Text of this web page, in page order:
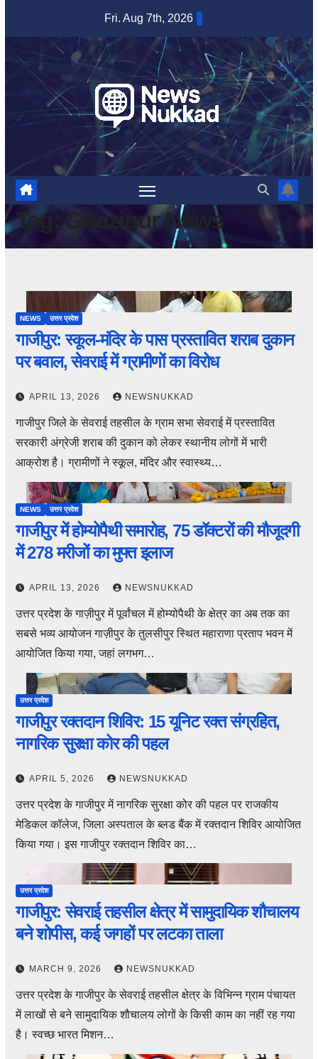
content
Fri. Aug 7th, 2026
Tag:Ghazipur News
NEWS उत्तर प्रदेश
गाजीपुर: स्कूल-मंदिर के पास प्रस्तावित शराब दुकान
पर बवाल, सेवराई में ग्रामीणों का विरोध
APRIL 13, 2026 NEWSNUKKAD
गाजीपुर जिले के सेवराई तहसील के ग्राम सभा सेवराई में प्रस्तावित
सरकारी अंग्रेजी शराब की दुकान को लेकर स्थानीय लोगों में भारी
आक्रोश है। ग्रामीणों ने स्कूल, मंदिर और स्वास्थ्य…
NEWS उत्तर प्रदेश
गाजीपुर में होम्योपैथी समारोह, 75 डॉक्टरों की मौजूदगी
में 278 मरीजों का मुफ्त इलाज
APRIL 13, 2026 NEWSNUKKAD
उत्तर प्रदेश के गाज़ीपुर में पूर्वांचल में होम्योपैथी के क्षेत्र का अब तक का
सबसे भव्य आयोजन गाज़ीपुर के तुलसीपुर स्थित महाराणा प्रताप भवन में
आयोजित किया गया, जहां लगभग…
उत्तर प्रदेश
गाजीपुर रक्तदान शिविर: 15 यूनिट रक्त संग्रहित,
नागरिक सुरक्षा कोर की पहल
APRIL 5, 2026 NEWSNUKKAD
उत्तर प्रदेश के गाजीपुर में नागरिक सुरक्षा कोर की पहल पर राजकीय
मेडिकल कॉलेज, जिला अस्पताल के ब्लड बैंक में रक्तदान शिविर आयोजित
किया गया। इस गाजीपुर रक्तदान शिविर का…
उत्तर प्रदेश
गाजीपुर: सेवराई तहसील क्षेत्र में सामुदायिक शौचालय
बने शोपीस, कई जगहों पर लटका ताला
MARCH 9, 2026 NEWSNUKKAD
उत्तर प्रदेश के गाजीपुर के सेवराई तहसील क्षेत्र के विभिन्न ग्राम पंचायत
में लाखों से बने सामुदायिक शौचालय लोगों के किसी काम का नहीं रह गया
है। स्वच्छ भारत मिशन…